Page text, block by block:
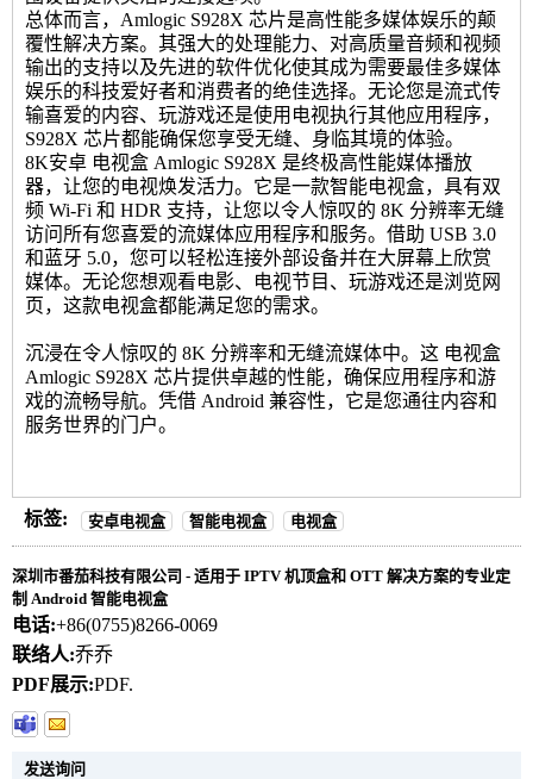
总体而言，Amlogic S928X 芯片是高性能多媒体娱乐的颠
覆性解决方案。其强大的处理能力、对高质量音频和视频
输出的支持以及先进的软件优化使其成为需要最佳多媒体
娱乐的科技爱好者和消费者的绝佳选择。无论您是流式传
输喜爱的内容、玩游戏还是使用电视执行其他应用程序，
S928X 芯片都能确保您享受无缝、身临其境的体验。
8K安卓 电视盒 Amlogic S928X 是终极高性能媒体播放
器，让您的电视焕发活力。它是一款智能电视盒，具有双
频 Wi-Fi 和 HDR 支持，让您以令人惊叹的 8K 分辨率无缝
访问所有您喜爱的流媒体应用程序和服务。借助 USB 3.0
和蓝牙 5.0，您可以轻松连接外部设备并在大屏幕上欣赏
媒体。无论您想观看电影、电视节目、玩游戏还是浏览网
页，这款电视盒都能满足您的需求。
沉浸在令人惊叹的 8K 分辨率和无缝流媒体中。这 电视盒
Amlogic S928X 芯片提供卓越的性能，确保应用程序和游
戏的流畅导航。凭借 Android 兼容性，它是您通往内容和
服务世界的门户。
标签: 安卓电视盒 智能电视盒 电视盒
深圳市番茄科技有限公司 - 适用于 IPTV 机顶盒和 OTT 解决方案的专业定
制 Android 智能电视盒
电话:+86(0755)8266-0069
联络人:乔乔
PDF展示:PDF.
发送询问